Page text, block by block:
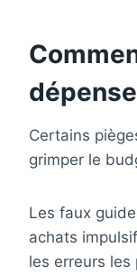
Certains
grimper le
Les faux
achats
les erreurs les